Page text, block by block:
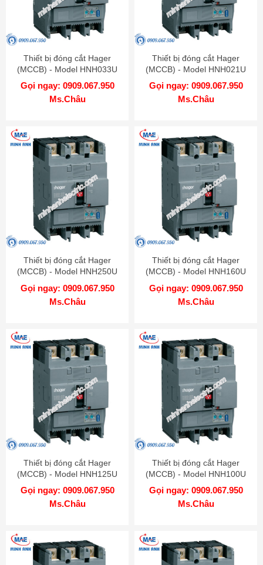
Thiết bị đóng cắt Hager
(MCCB) - Model HNH033U
Gọi ngay: 0909.067.950
Ms.Châu
Thiết bị đóng cắt Hager
(MCCB) - Model HNH021U
Gọi ngay: 0909.067.950
Ms.Châu
Thiết bị đóng cắt Hager
(MCCB) - Model HNH250U
Gọi ngay: 0909.067.950
Ms.Châu
Thiết bị đóng cắt Hager
(MCCB) - Model HNH160U
Gọi ngay: 0909.067.950
Ms.Châu
Thiết bị đóng cắt Hager
(MCCB) - Model HNH125U
Gọi ngay: 0909.067.950
Ms.Châu
Thiết bị đóng cắt Hager
(MCCB) - Model HNH100U
Gọi ngay: 0909.067.950
Ms.Châu